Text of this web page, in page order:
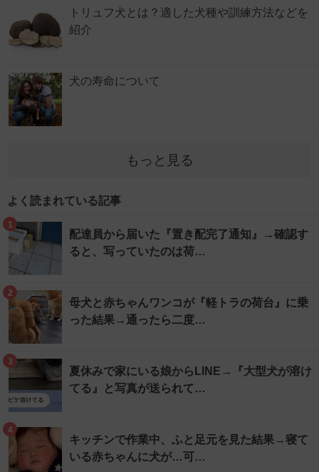
トリュフ犬とは？適した犬種や訓練方法などを
紹介
犬の寿命について
もっと見る
よく読まれている記事
1
配達員から届いた『置き配完了通知』→確認す
ると、写っていたのは荷…
2
母犬と赤ちゃんワンコが『軽トラの荷台』に乗
った結果→通ったら二度…
3
夏休みで家にいる娘からLINE→『大型犬が溶け
てる』と写真が送られて…
4
キッチンで作業中、ふと足元を見た結果→寝て
いる赤ちゃんに犬が…可…